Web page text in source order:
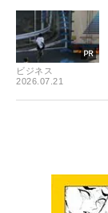
ビジネス
2026.07.21